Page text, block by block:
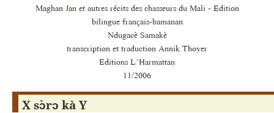
Maghan Jan et autres récits des chasseurs du Mali - Edition
bilingue français-bamanan
Ndugacè Samakè
transcription et traduction Annik Thoyer
Editions L’Harmattan
11/2006
X sɔ̀rɔ kà Y